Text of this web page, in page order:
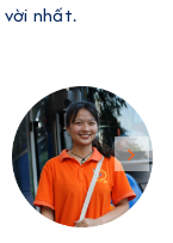
nhất.